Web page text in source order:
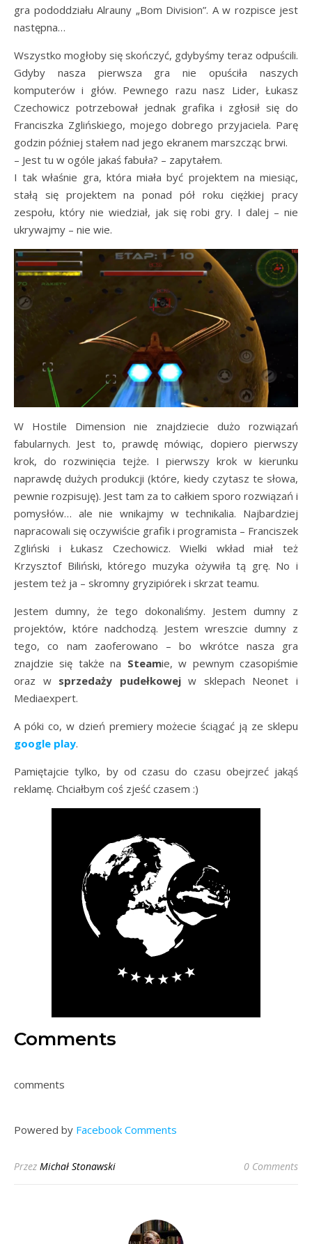
gra pododdziału Alrauny „Bom Division”. A w rozpisce jest
następna…
Wszystko mogłoby się skończyć, gdybyśmy teraz odpuścili.
Gdyby nasza pierwsza gra nie opuściła naszych
komputerów i głów. Pewnego razu nasz Lider, Łukasz
Czechowicz potrzebował jednak grafika i zgłosił się do
Franciszka Zglińskiego, mojego dobrego przyjaciela. Parę
godzin później stałem nad jego ekranem marszcząc brwi.
– Jest tu w ogóle jakaś fabuła? – zapytałem.
I tak właśnie gra, która miała być projektem na miesiąc,
stałą się projektem na ponad pół roku ciężkiej pracy
zespołu, który nie wiedział, jak się robi gry. I dalej – nie
ukrywajmy – nie wie.
W Hostile Dimension nie znajdziecie dużo rozwiązań
fabularnych. Jest to, prawdę mówiąc, dopiero pierwszy
krok, do rozwinięcia tejże. I pierwszy krok w kierunku
naprawdę dużych produkcji (które, kiedy czytasz te słowa,
pewnie rozpisuję). Jest tam za to całkiem sporo rozwiązań i
pomysłów… ale nie wnikajmy w technikalia. Najbardziej
napracowali się oczywiście grafik i programista – Franciszek
Zgliński i Łukasz Czechowicz. Wielki wkład miał też
Krzysztof Biliński, którego muzyka ożywiła tą grę. No i
jestem też ja – skromny gryzipiórek i skrzat teamu.
Jestem dumny, że tego dokonaliśmy. Jestem dumny z
projektów, które nadchodzą. Jestem wreszcie dumny z
tego, co nam zaoferowano – bo wkrótce nasza gra
znajdzie się także na Steamie, w pewnym czasopiśmie
oraz w sprzedaży pudełkowejw sklepach Neonet i
Mediaexpert.
A póki co, w dzień premiery możecie ściągać ją ze sklepu
google play.
Pamiętajcie tylko, by od czasu do czasu obejrzeć jakąś
reklamę. Chciałbym coś zjeść czasem :)
Comments
comments
Powered by Facebook Comments
Przez Michał Stonawski 0 Comments